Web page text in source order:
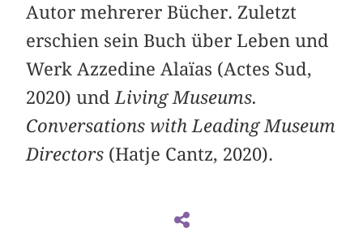
Autor mehrerer Bücher. Zuletzt
erschien sein Buch über Leben und
Werk Azzedine Alaïas (Actes Sud,
2020) und Living Museums.
Conversations with Leading Museum
Directors (Hatje Cantz, 2020).